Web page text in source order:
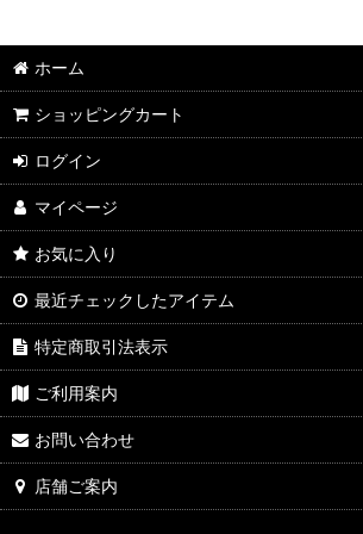
2026年6月DMワイン
2026年5月DMワイン
2026年4月DMワイン
2026年3月DMワイン
2026年2月DMワイン
2026年1月DMワイン
2025年12月DMワイン
2025年11月DMワイン
2025年10月DMワイン
ホーム
ショッピングカート
ログイン
マイページ
お気に入り
最近チェックしたアイテム
特定商取引法表示
ご利用案内
お問い合わせ
店舗ご案内